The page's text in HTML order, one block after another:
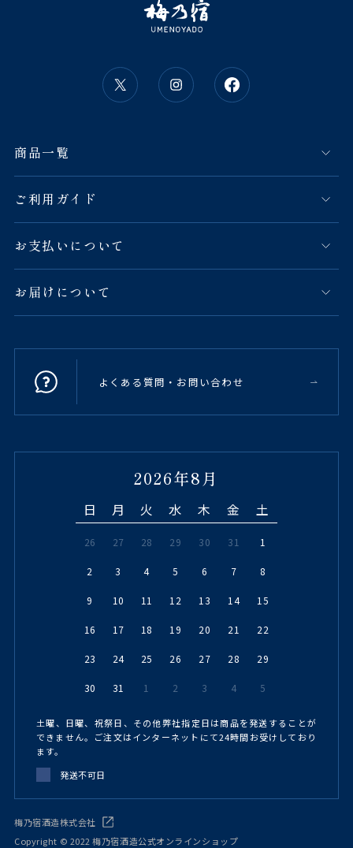
商品一覧
ご利用ガイド
お支払いについて
お届けについて
よくある質問・お問い合わせ
2026年8月
日 月 火 水 木 金 土
26 27 28 29 30 31 1
2 3 4 5 6 7 8
9 10 11 12 13 14 15
16 17 18 19 20 21 22
23 24 25 26 27 28 29
30 31 1 2 3 4 5
土曜、日曜、祝祭日、その他弊社指定日は商品を発送することが
できません。ご注文はインターネットにて24時間お受けしており
ます。
発送不可日
梅乃宿酒造株式会社
Copyright © 2022 梅乃宿酒造公式オンラインショップ